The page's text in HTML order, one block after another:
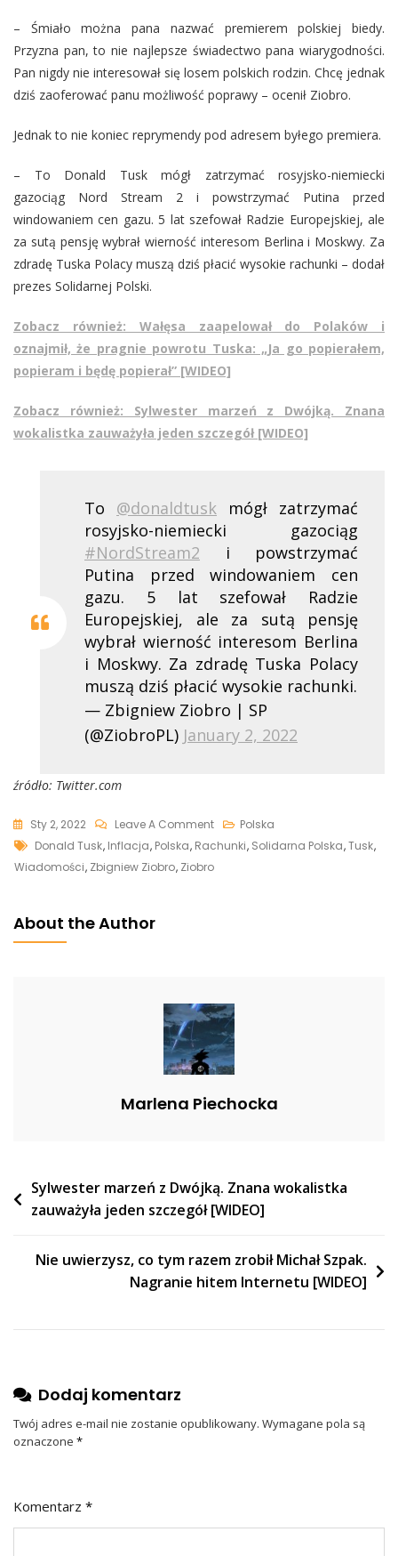
– Śmiało można pana nazwać premierem polskiej biedy.
Przyzna pan, to nie najlepsze świadectwo pana wiarygodności.
Pan nigdy nie interesował się losem polskich rodzin. Chcę jednak
dziś zaoferować panu możliwość poprawy – ocenił Ziobro.
Jednak to nie koniec reprymendy pod adresem byłego premiera.
– To Donald Tusk mógł zatrzymać rosyjsko-niemiecki
gazociąg Nord Stream 2 i powstrzymać Putina przed
windowaniem cen gazu. 5 lat szefował Radzie Europejskiej, ale
za sutą pensję wybrał wierność interesom Berlina i Moskwy. Za
zdradę Tuska Polacy muszą dziś płacić wysokie rachunki – dodał
prezes Solidarnej Polski.
Zobacz również: Wałęsa zaapelował do Polaków i
oznajmił, że pragnie powrotu Tuska: „Ja go popierałem,
popieram i będę popierał” [WIDEO]
Zobacz również: Sylwester marzeń z Dwójką. Znana
wokalistka zauważyła jeden szczegół [WIDEO]
To @donaldtusk mógł zatrzymać
rosyjsko-niemiecki gazociąg
#NordStream2 i powstrzymać
Putina przed windowaniem cen
gazu. 5 lat szefował Radzie
Europejskiej, ale za sutą pensję
wybrał wierność interesom Berlina
i Moskwy. Za zdradę Tuska Polacy
muszą dziś płacić wysokie rachunki.
— Zbigniew Ziobro | SP
(@ZiobroPL) January 2, 2022
źródło: Twitter.com
Sty 2, 2022 Leave A CommentOn
Ziobro
Znalazł
Jego
Zdradę
Polacy
Muszą
Dziś
Polska
Tags
Donald Tusk, Inflacja, Polska, Rachunki, Solidarna Polska,Tusk,
Wiadomości, Zbigniew Ziobro, Ziobro
About the Author
Marlena Piechocka
Nawigacja
wpisu
Sylwester marzeń z Dwójką. Znana wokalistka
zauważyła jeden szczegół [WIDEO]
Nie uwierzysz, co tym razem zrobił Michał Szpak.
Nagranie hitem Internetu [WIDEO]
Dodaj komentarz
Twój adres e-mail nie zostanie opublikowany. Wymagane pola są
oznaczone *
Komentarz *